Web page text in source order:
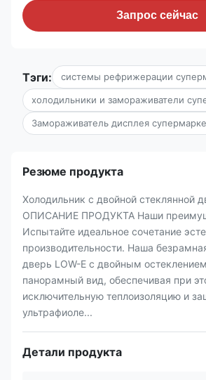
Запрос сейчас
Тэги: системы рефрижерации
холодильники и замораживатели
Замораживатель дисплея
Резюме продукта
Холодильник с двойной стеклянной
ОПИСАНИЕ ПРОДУКТА Наши
Испытайте идеальное сочетание
производительности. Наша
дверь LOW-E с двойным
панорамный вид, обеспечивая при
исключительную теплоизоляцию и
ультрафиоле...
Детали продукта